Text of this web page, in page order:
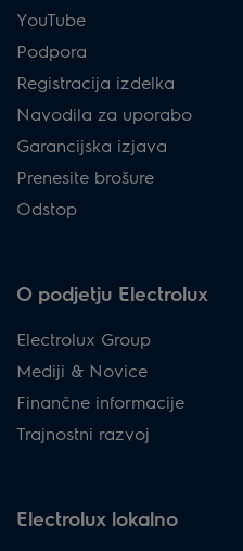
YouTube
Podpora
Registracija izdelka
Navodila za uporabo
Garancijska izjava
Prenesite brošure
Odstop
O podjetju Electrolux
Electrolux Group
Mediji & Novice
Finančne informacije
Trajnostni razvoj
Electrolux lokalno